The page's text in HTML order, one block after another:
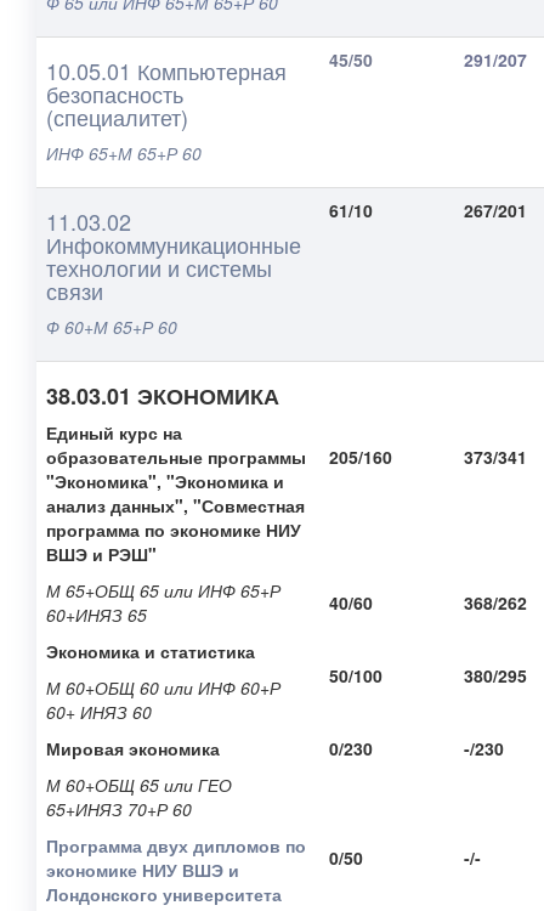
10.05.01 Компьютерная
безопасность
(специалитет)
ИНФ 65+М 65+Р 60
45/50 291/207
11.03.02
Инфокоммуникационные
технологии и системы
связи
Ф 60+М 65+Р 60
61/10 267/201
38.03.01 ЭКОНОМИКА
Единый курс на
образовательные программы
"Экономика", "Экономика и
анализ данных", "Совместная
программа по экономике НИУ
ВШЭ и РЭШ"
М 65+ОБЩ 65 или ИНФ 65+Р
60+ИНЯЗ 65
Экономика и статистика
М 60+ОБЩ 60 или ИНФ 60+Р
60+ ИНЯЗ 60
Мировая экономика
М 60+ОБЩ 65 или ГЕО
65+ИНЯЗ 70+Р 60
Программа двух дипломов по
экономике НИУ ВШЭ и
Лондонского университета
205/160
40/60
50/100
0/230
0/50
373/341
368/262
380/295
-/230
-/-